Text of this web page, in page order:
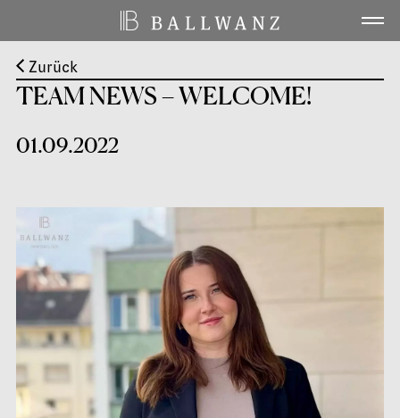
01 Home
02
Leistungen
04
05
06
Zurück
TEAM NEWS – WELCOME!
01.09.2022